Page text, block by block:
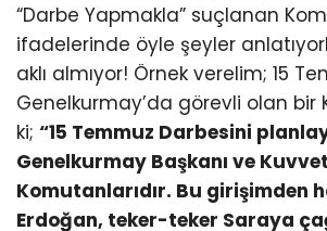
“Darbe Yapmakla” suçlanan
ifadelerinde öyle şeyler
aklı almıyor! Örnek verelim; 15
Genelkurmay’da görevli olan
ki; “15 Temmuz Darbesini
Genelkurmay Başkanı ve Kuvvet
Komutanlarıdır. Bu girişimden
Erdoğan, teker-teker Saraya